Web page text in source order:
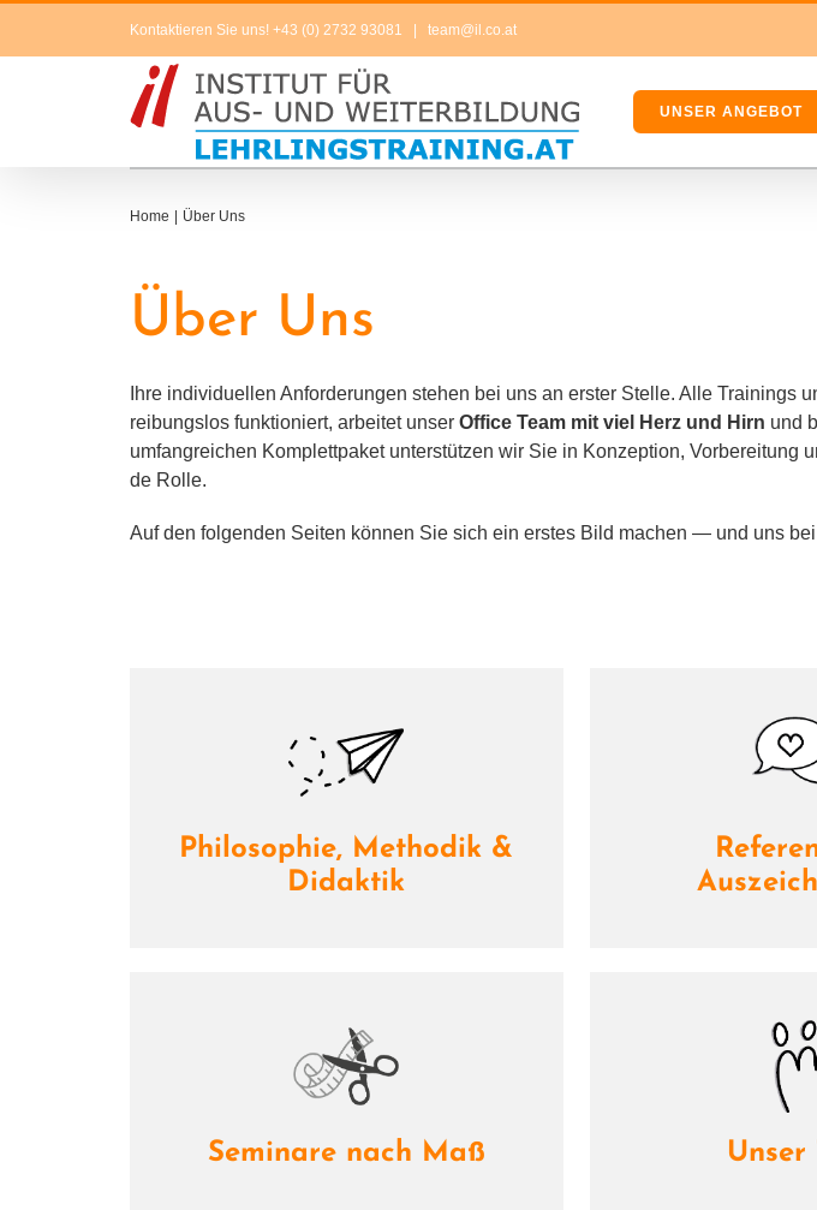
Kontaktieren Sie uns! +43 (0) 2732 93081 team@il.co.at
UNSER ANGEBOT
Home Über Uns
Über Uns
Ihre indi­vi­du­el­len Anforderungen ste­hen bei uns an ers­ter Stelle. Alle Trainings
rei­bungs­los funk­tio­niert, arbei­tet unser Office Team mit viel Herz und Hirn und
umfang­rei­chen Komplettpaket unter­stüt­zen wir Sie in Konzeption, Vorbereitung
de Rolle.
Auf den fol­gen­den Seiten kön­nen Sie sich ein ers­tes Bild machen — und uns
Philosophie, Methodik &
Didaktik
Seminare nach Maß Unser